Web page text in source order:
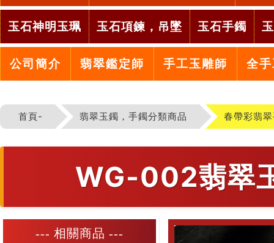
玉石神明玉珮 玉石項鍊，吊墜 玉石手鐲
公司簡介 翡翠鑑定師 手工玉雕師 全
首頁- 翡翠玉鐲，手鐲分類商品 春帶彩翡
WG-002翡翠
--- 相關商品 ---